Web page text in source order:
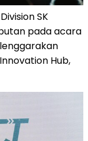
SK
pada acara
Hub,